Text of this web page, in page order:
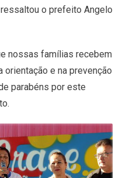
o prefeito Angelo
nossas famílias recebem
orientação e na prevenção
parabéns por este